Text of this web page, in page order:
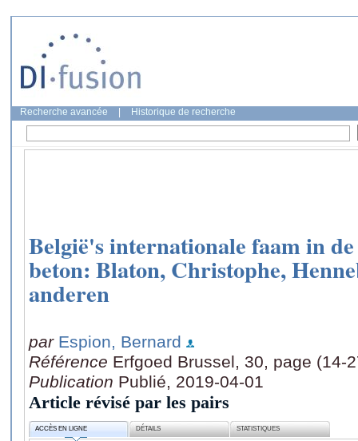
Recherche avancée Historique de recherche
België's internationale faam in
beton: Blaton, Christophe,
anderen
par Espion, Bernard
Référence Erfgoed Brussel, 30, page (14-
Publication Publié, 2019-04-01
Article révisé par les pairs
ACCÈS EN LIGNE DÉTAILS STATISTIQUES